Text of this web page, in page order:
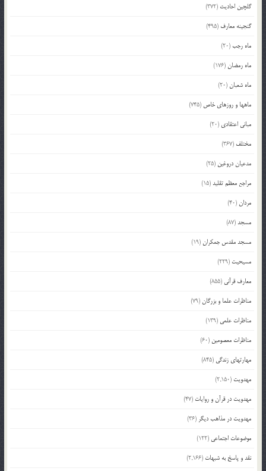
گلچین احادیث (372)
گنجینه معارف (495)
ماه رجب(20)
ماه رمضان(176)
ماه شعبان(20)
ماهها و روزهای خاص (745)
مبانی اعتقادی (20)
مختلف (367)
مدعیان دروغین (25)
مراجع معظم تقلید(15)
مردان(40)
مسجد(87)
مسجد مقدس جمکران(19)
مسیحیت (229)
معارف قرآنی (855)
مناظرات علما و بزرگان(79)
مناظرات علمی (139)
مناظرات معصومین (60)
مهارتهای زندگی (845)
مهدویت (2,150)
مهدویت در قرآن و روایات (47)
مهدویت در مذاهب دیگر (36)
موضوعات اجتماعی (122)
نقد و پاسخ به شبهات (2,166)